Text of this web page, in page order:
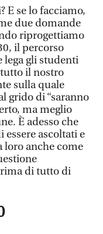
E se lo facciamo,
due domande
riprogettiamo
il percorso
lega gli studenti
il nostro
sulla quale
grido di “saranno
ma meglio
È adesso che
ascoltati e
loro anche come
di tutto di